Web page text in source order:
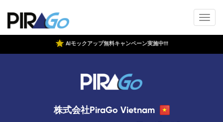
AIモックアップ無料キャンペーン実施中!!!
株式会社PiraGo Vietnam